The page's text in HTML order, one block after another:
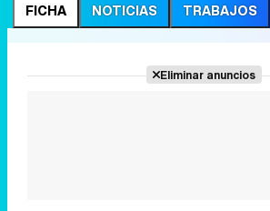
FICHA NOTICIAS TRABAJOS
Eliminar anuncios